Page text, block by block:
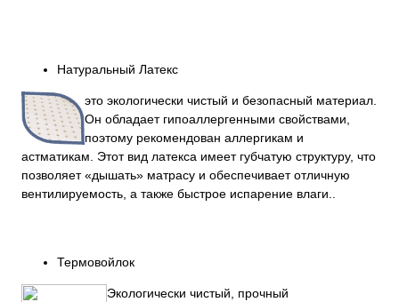
Натуральный Латекс
это экологически чистый и безопасный материал.
Он обладает гипоаллергенными свойствами,
поэтому рекомендован аллергикам и
астматикам. Этот вид латекса имеет губчатую структуру, что
позволяет «дышать» матрасу и обеспечивает отличную
вентилируемость, а также быстрое испарение влаги..
Термовойлок
Экологически чистый, прочный